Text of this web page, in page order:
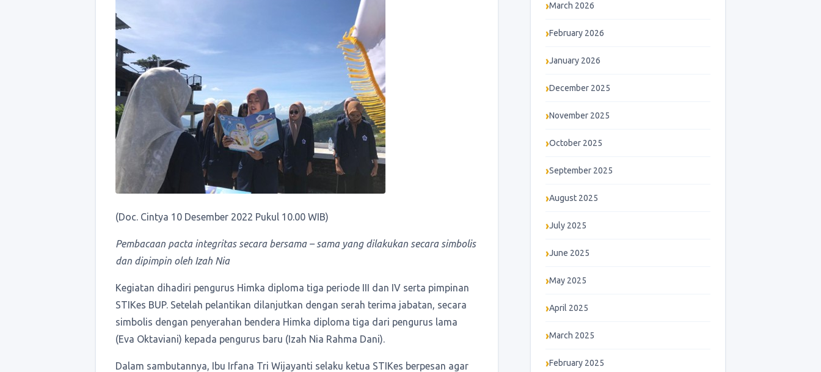
(Doc. Cintya 10 Desember 2022 Pukul 10.00 WIB)
Pembacaan pacta integritas secara bersama – sama yang dilakukan secara simbolis
dan dipimpin oleh Izah Nia
Kegiatan dihadiri pengurus Himka diploma tiga periode III dan IV serta pimpinan
STIKes BUP. Setelah pelantikan dilanjutkan dengan serah terima jabatan, secara
simbolis dengan penyerahan bendera Himka diploma tiga dari pengurus lama
(Eva Oktaviani) kepada pengurus baru (Izah Nia Rahma Dani).
Dalam sambutannya, Ibu Irfana Tri Wijayanti selaku ketua STIKes berpesan agar
March 2026
February 2026
January 2026
December 2025
November 2025
October 2025
September 2025
August 2025
July 2025
June 2025
May 2025
April 2025
March 2025
February 2025